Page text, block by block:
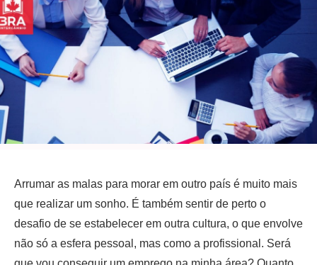
Arrumar as malas para morar em outro país é muito mais
que realizar um sonho. É também sentir de perto o
desafio de se estabelecer em outra cultura, o que envolve
não só a esfera pessoal, mas como a profissional. Será